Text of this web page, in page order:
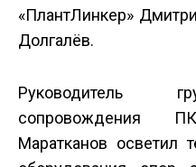
«ПлантЛинкер»
Долгалёв.
Руководитель
сопровождения
Маратканов осветил